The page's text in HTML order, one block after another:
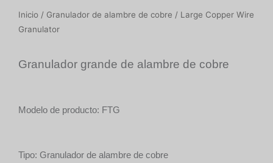
Inicio / Granulador de alambre de cobre / Large Copper Wire
Granulator
Granulador grande de alambre de cobre
Modelo de producto: FTG
Tipo: Granulador de alambre de cobre